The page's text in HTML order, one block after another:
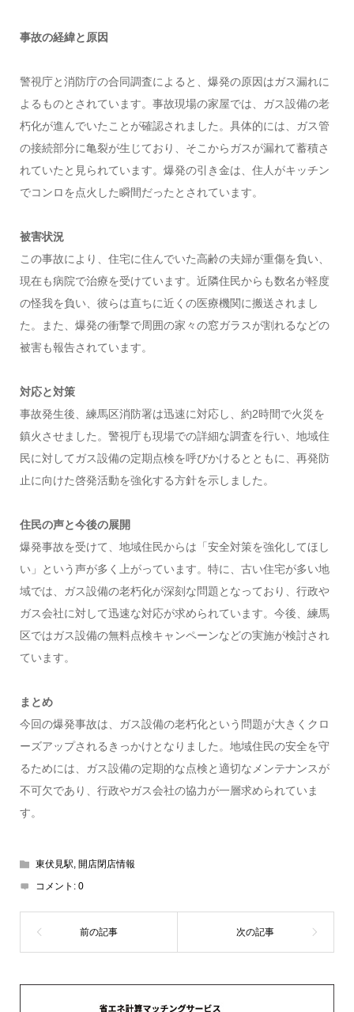
事故の経緯と原因
警視庁と消防庁の合同調査によると、爆発の原因はガス漏れに
よるものとされています。事故現場の家屋では、ガス設備の老
朽化が進んでいたことが確認されました。具体的には、ガス管
の接続部分に亀裂が生じており、そこからガスが漏れて蓄積さ
れていたと見られています。爆発の引き金は、住人がキッチン
でコンロを点火した瞬間だったとされています。
被害状況
この事故により、住宅に住んでいた高齢の夫婦が重傷を負い、
現在も病院で治療を受けています。近隣住民からも数名が軽度
の怪我を負い、彼らは直ちに近くの医療機関に搬送されまし
た。また、爆発の衝撃で周囲の家々の窓ガラスが割れるなどの
被害も報告されています。
対応と対策
事故発生後、練馬区消防署は迅速に対応し、約2時間で火災を
鎮火させました。警視庁も現場での詳細な調査を行い、地域住
民に対してガス設備の定期点検を呼びかけるとともに、再発防
止に向けた啓発活動を強化する方針を示しました。
住民の声と今後の展開
爆発事故を受けて、地域住民からは「安全対策を強化してほし
い」という声が多く上がっています。特に、古い住宅が多い地
域では、ガス設備の老朽化が深刻な問題となっており、行政や
ガス会社に対して迅速な対応が求められています。今後、練馬
区ではガス設備の無料点検キャンペーンなどの実施が検討され
ています。
まとめ
今回の爆発事故は、ガス設備の老朽化という問題が大きくクロ
ーズアップされるきっかけとなりました。地域住民の安全を守
るためには、ガス設備の定期的な点検と適切なメンテナンスが
不可欠であり、行政やガス会社の協力が一層求められていま
す。
東伏見駅 開店閉店情報
コメント: 0